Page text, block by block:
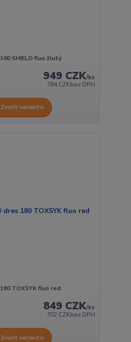
SHIELD fluo žlutý
949 CZK/ks
784 CZKbez DPH
Zvolit variantu
TOXSYK fluo red
849 CZK/ks
702 CZKbez DPH
Zvolit variantu